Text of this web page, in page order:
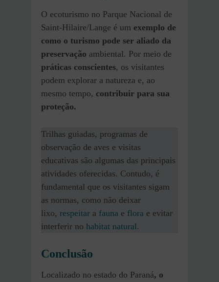
O ecoturismo no Parque Nacional de
Saint-Hilaire/Lange é um exemplo de
como o turismo pode ser aliado da
preservação ambiental. Por meio de
práticas conscientes, os visitantes
podem explorar a natureza e, ao
mesmo tempo, contribuir para sua
proteção.
Trilhas guiadas, programas de
observação de aves e visitas
educativas são algumas das principais
atividades oferecidas. Contudo, é
fundamental que os visitantes sigam
as normas, como não deixar
lixo, respeitar a fauna e flora e evitar
interferir no habitat natural.
Conclusão
Localizado no estado do Paraná, o